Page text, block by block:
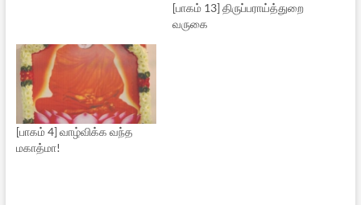
[பாகம் 13] திருப்பராய்த்துறை
வருகை
[பாகம் 4] வாழ்விக்க வந்த
மகாத்மா!